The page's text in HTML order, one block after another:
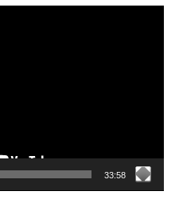
33:58